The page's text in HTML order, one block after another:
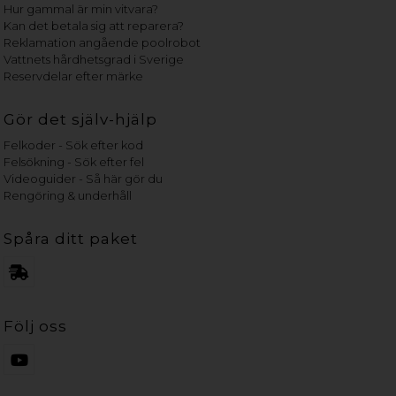
Hur gammal är min vitvara?
Kan det betala sig att reparera?
Reklamation angående poolrobot
Vattnets hårdhetsgrad i Sverige
Reservdelar efter märke
Gör det själv-hjälp
Felkoder - Sök efter kod
Felsökning - Sök efter fel
Videoguider - Så här gör du
Rengöring & underhåll
Spåra ditt paket
Följ oss